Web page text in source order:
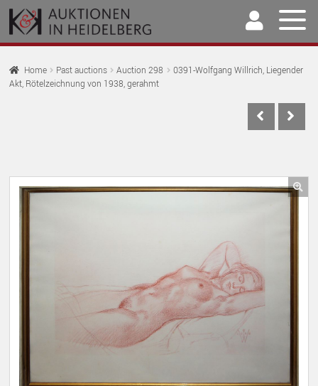
Skip
to
navigation
Skip
to
content
Home
Our Team
Home Past auctions Auction 298
0391-Wolfgang Willrich, Liegender
Akt, Rötelzeichnung von 1938, gerahmt